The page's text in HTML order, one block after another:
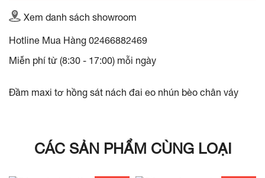
Xem danh sách showroom
Hotline Mua Hàng 02466882469
Miễn phí từ (8:30 - 17:00) mỗi ngày
Đầm maxi tơ hồng sát nách đai eo nhún bèo chân váy
CÁC SẢN PHẨM CÙNG LOẠI